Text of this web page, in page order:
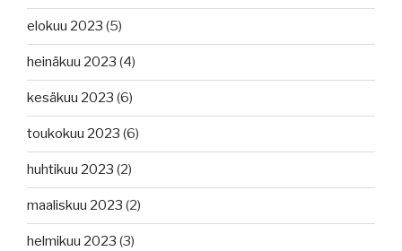
elokuu 2023 (5)
heinäkuu 2023 (4)
kesäkuu 2023 (6)
toukokuu 2023 (6)
huhtikuu 2023 (2)
maaliskuu 2023 (2)
helmikuu 2023 (3)